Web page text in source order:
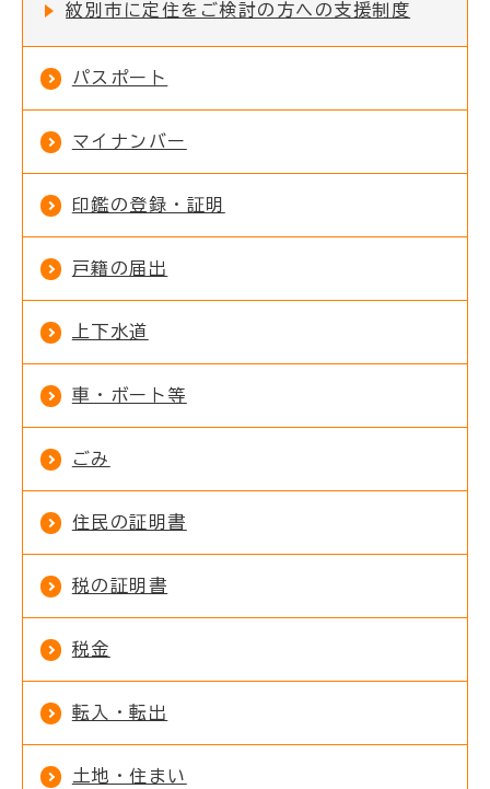
紋別市に定住をご検討の方への支援制度
パスポート
マイナンバー
印鑑の登録・証明
戸籍の届出
上下水道
車・ボート等
ごみ
住民の証明書
税の証明書
税金
転入・転出
土地・住まい